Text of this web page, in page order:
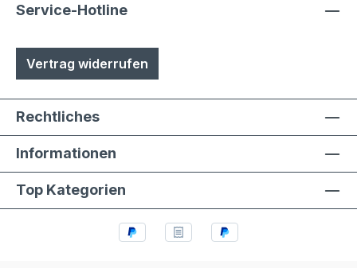
Service-Hotline
Vertrag widerrufen
Rechtliches
Informationen
Top Kategorien